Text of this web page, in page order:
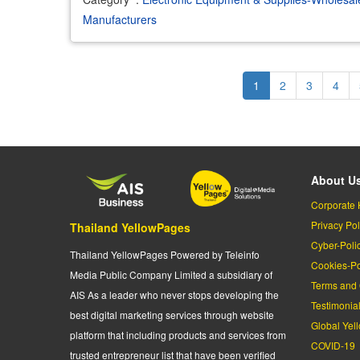
Manufacturers
Current
page
1 Page
2 Page
3 Page
4
Thailand YellowPages
Thailand YellowPages Powered by Teleinfo
Media Public Company Limited a subsidiary of
AIS As a leader who never stops developing the
best digital marketing services through website
platform that including products and services from
trusted entrepreneur list that have been verified
About
Corporate
Privacy
Cyber-
Cookies-
Terms
Testimonial
Global
COVID-19